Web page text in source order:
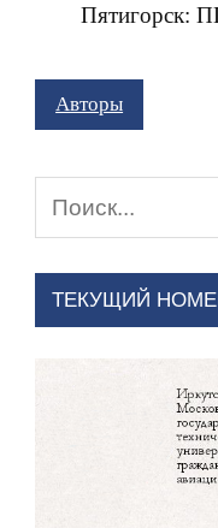
Пятигорск:
Авторы
ТЕКУЩИЙ